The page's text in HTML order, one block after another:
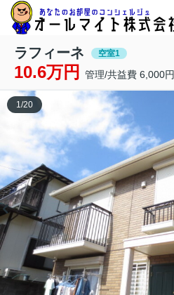
ラフィーネ 空室1
10.6万円 管理/共益費 6,000円
1/20